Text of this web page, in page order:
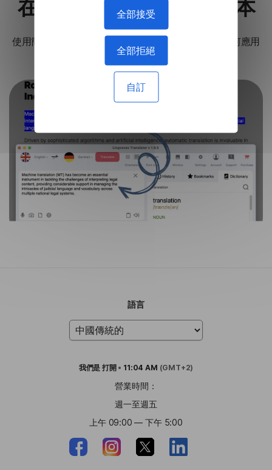
全部接受
全部拒絕
自訂
在任何其他應用中翻譯文本
使用簡單的快捷方式更快地工作 ⌘+Shift+X
翻譯任何應用
程式中的任何文字。
語言
我們是打開 • 11:04 AM (GMT+2)
營業時間：
週一至週五
上午 09:00 — 下午 5:00